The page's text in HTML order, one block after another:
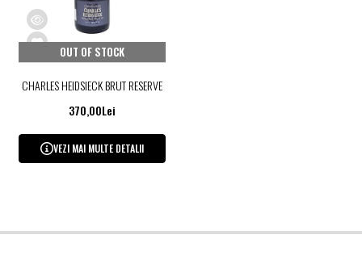
OUT OF STOCK
CHARLES HEIDSIECK BRUT RESERVE
370,00Lei
VEZI MAI MULTE DETALII